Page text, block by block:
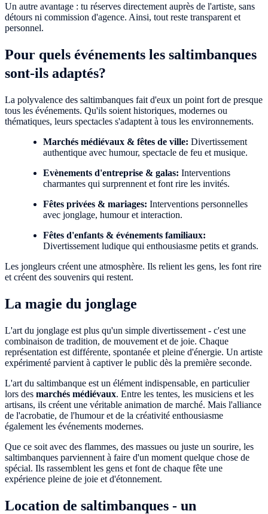
Un autre avantage : tu réserves directement auprès de l'artiste, sans
détours ni commission d'agence. Ainsi, tout reste transparent et
personnel.
Pour quels événements les saltimbanques
sont-ils adaptés?
La polyvalence des saltimbanques fait d'eux un point fort de presque
tous les événements. Qu'ils soient historiques, modernes ou
thématiques, leurs spectacles s'adaptent à tous les environnements.
Marchés médiévaux & fêtes de ville: Divertissement
authentique avec humour, spectacle de feu et musique.
Evènements d'entreprise & galas: Interventions
charmantes qui surprennent et font rire les invités.
Fêtes privées & mariages: Interventions personnelles
avec jonglage, humour et interaction.
Fêtes d'enfants & événements familiaux:
Divertissement ludique qui enthousiasme petits et grands.
Les jongleurs créent une atmosphère. Ils relient les gens, les font rire
et créent des souvenirs qui restent.
La magie du jonglage
L'art du jonglage est plus qu'un simple divertissement - c'est une
combinaison de tradition, de mouvement et de joie. Chaque
représentation est différente, spontanée et pleine d'énergie. Un artiste
expérimenté parvient à captiver le public dès la première seconde.
L'art du saltimbanque est un élément indispensable, en particulier
lors des marchés médiévaux. Entre les tentes, les musiciens et les
artisans, ils créent une véritable animation de marché. Mais l'alliance
de l'acrobatie, de l'humour et de la créativité enthousiasme
également les événements modernes.
Que ce soit avec des flammes, des massues ou juste un sourire, les
saltimbanques parviennent à faire d'un moment quelque chose de
spécial. Ils rassemblent les gens et font de chaque fête une
expérience pleine de joie et d'étonnement.
Location de saltimbanques - un